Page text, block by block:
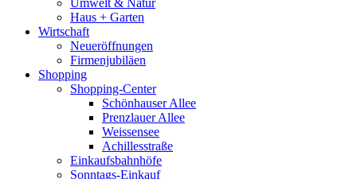
Umwelt & Natur
Haus + Garten
Wirtschaft
Neueröffnungen
Firmenjubiläen
Shopping
Shopping-Center
Schönhauser Allee
Prenzlauer Allee
Weissensee
Achillesstraße
Einkaufsbahnhöfe
Sonntags-Einkauf